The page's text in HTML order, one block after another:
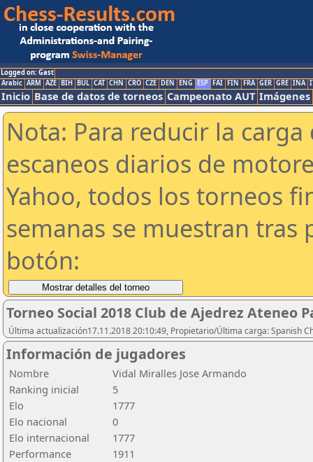
Logged on: Gast
Arabic ARM AZE BIH BUL CAT CHN CRO CZE DEN ENG ESP FAI FIN FRA GER GRE INA
Inicio Base de datos de torneos Campeonato AUT Imágenes
Nota: Para reducir la
escaneos diarios de
Yahoo, todos los torneos
semanas se muestran tras
botón:
Torneo Social 2018 Club de Ajedrez Ateneo
Última actualización17.11.2018 20:10:49, Propietario/Última carga: Spanish
Información de jugadores
Nombre
Vidal Miralles Jose Armando
Ranking inicial
5
Elo
1777
Elo nacional
0
Elo internacional
1777
Performance
1911